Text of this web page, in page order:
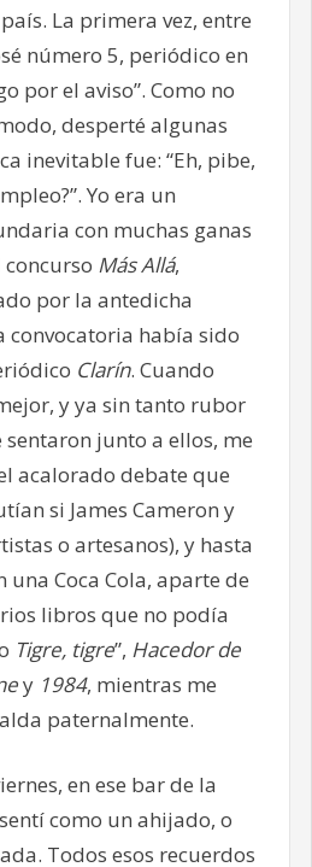
La primera vez, entre
número 5, periódico en
por el aviso”. Como no
desperté algunas
inevitable fue: “Eh, pibe,
Yo era un
con muchas ganas
Más Allá,
por la antedicha
convocatoria había sido
Clarín. Cuando
y ya sin tanto rubor
junto a ellos, me
acalorado debate que
si James Cameron y
o artesanos), y hasta
una Coca Cola, aparte de
libros que no podía
Tigre, tigre”, Hacedor de
y 1984, mientras me
paternalmente.
en ese bar de la
como un ahijado, o
Todos esos recuerdos